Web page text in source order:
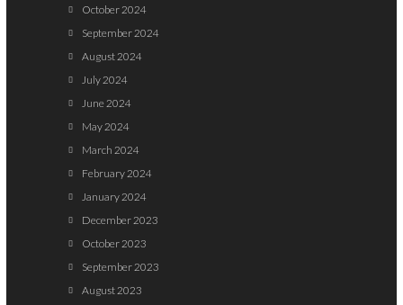
October 2024
September 2024
August 2024
July 2024
June 2024
May 2024
March 2024
February 2024
January 2024
December 2023
October 2023
September 2023
August 2023